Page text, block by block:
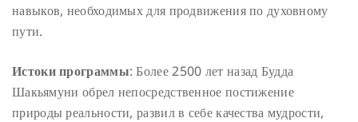
навыков, необходимых для продвижения по духовному
пути.
Истоки программы: Более 2500 лет назад Будда
Шакьямуни обрел непосредственное постижение
природы реальности, развил в себе качества мудрости,